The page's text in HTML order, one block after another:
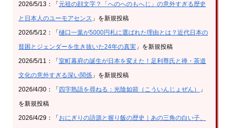
2026/5/13：「 元祖の顔文字？「へのへのもへじ」の意外すぎる歴史
と日本人のユーモアセンス 」を新規投稿
2026/5/12：「 樋口一葉が5000円札に選ばれた理由とは？近代日本の
貧困とジェンダーを生き抜いた24年の真実 」を新規投稿
2026/5/11：「 室町幕府の誕生が日本を変えた！足利尊氏と禅・茶道
文化の意外すぎる深い関係 」を新規投稿
2026/4/30：「 四字熟語を尋ねる：光陰如箭（こういんじょぜん）
」
を新規投稿
2026/4/29：「 おにぎりの語源と握り飯の歴史｜あの三角の白い子、